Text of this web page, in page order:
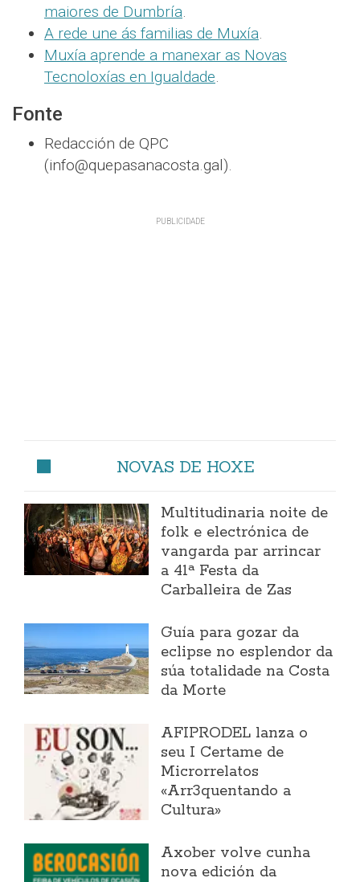
maiores de Dumbría.
A rede une ás familias de Muxía.
Muxía aprende a manexar as Novas
Tecnoloxías en Igualdade.
Fonte
Redacción de QPC
(info@quepasanacosta.gal).
NOVAS DE HOXE
Multitudinaria noite de
folk e electrónica de
vangarda par arrincar
a 41ª Festa da
Carballeira de Zas
Guía para gozar da
eclipse no esplendor da
súa totalidade na Costa
da Morte
AFIPRODEL lanza o
seu I Certame de
Microrrelatos
«Arr3quentando a
Cultura»
Axober volve cunha
nova edición da